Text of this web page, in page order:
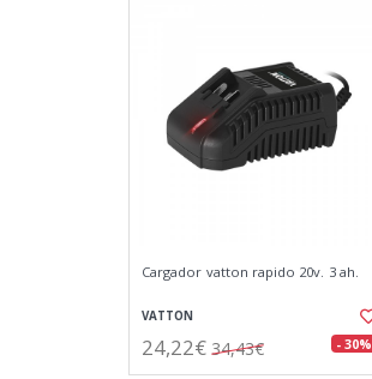
Cargador vatton rapido 20v. 3 ah.
VATTON
24,22€ 34,43€ - 30%